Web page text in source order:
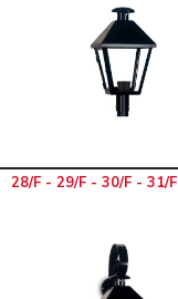
28/F - 29/F - 30/F - 31/F